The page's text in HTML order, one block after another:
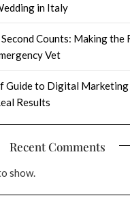
in Italy
Counts: Making the
Vet
Guide to Digital
Results
Recent Comments
show.